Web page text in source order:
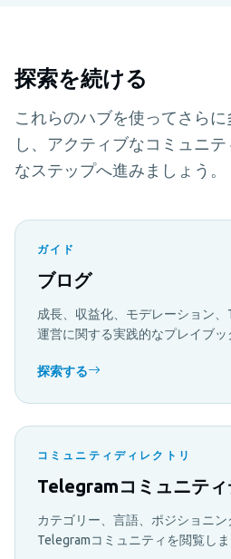
探索を続ける
これらのハブを使ってさら
し、アクティブなコミュニ
なステップへ進みましょう。
ガイド
ブログ
成長、収益化、モデレーション
運営に関する実践的なプレイブッ
探索する
コミュニティディレクトリ
Telegramコミュニティ
カテゴリー、言語、ポジショニ
Telegramコミュニティを閲覧しま